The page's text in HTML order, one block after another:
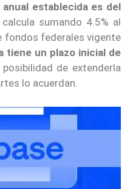
establecida es del
sumando 4.5% al
fondos federales vigente
tiene un plazo inicial de
de extenderla
lo acuerdan.